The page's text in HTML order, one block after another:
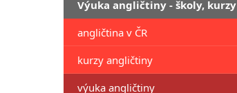
Výuka angličtiny - školy, kurzy
angličtina v ČR
kurzy angličtiny
výuka angličtiny